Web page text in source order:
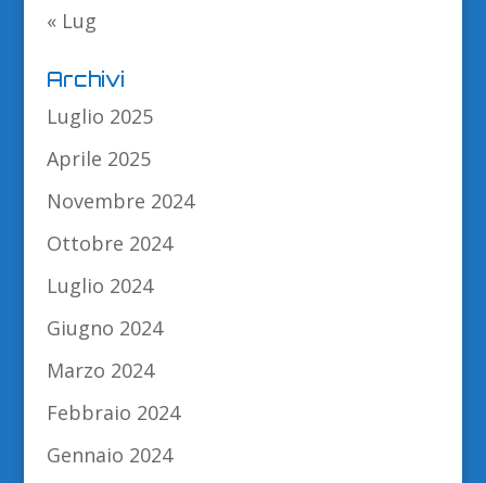
« Lug
Archivi
Luglio 2025
Aprile 2025
Novembre 2024
Ottobre 2024
Luglio 2024
Giugno 2024
Marzo 2024
Febbraio 2024
Gennaio 2024